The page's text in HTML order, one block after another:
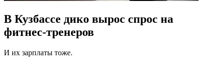
В Кузбассе дико вырос спрос на
фитнес-тренеров
И их зарплаты тоже.